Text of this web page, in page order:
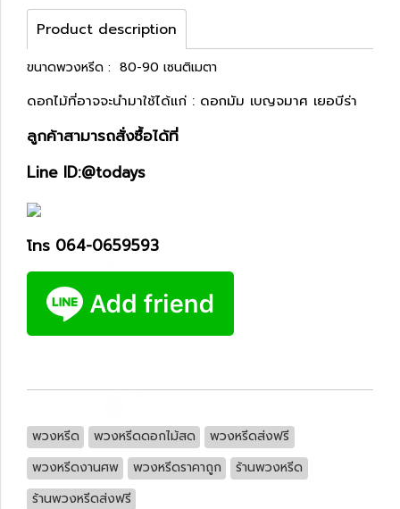
Product description
ขนาดพวงหรีด : 80-90 เซนติเมตา
ดอกไม้ที่อาจจะนำมาใช้ได้แก่ : ดอกมัม เบญจมาศ เยอบีร่า
ลูกค้าสามารถสั่งซื้อได้ที่
Line ID:@todays
โทร 064-0659593
พวงหรีด พวงหรีดดอกไม้สด
พวงหรีดส่งฟรี
พวงหรีดงานศพ
พวงหรีดราคาถูก
ร้านพวงหรีด
ร้านพวงหรีดส่งฟรี